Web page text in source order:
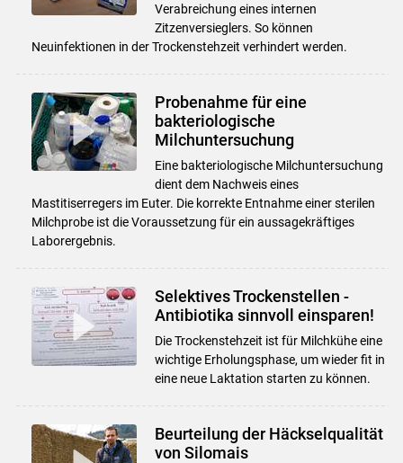
Verabreichung eines internen
Zitzenversieglers. So können
Neuinfektionen in der Trockenstehzeit verhindert werden.
Probenahme für eine
bakteriologische
Milchuntersuchung
Eine bakteriologische Milchuntersuchung
dient dem Nachweis eines
Mastitiserregers im Euter. Die korrekte Entnahme einer sterilen
Milchprobe ist die Voraussetzung für ein aussagekräftiges
Laborergebnis.
Selektives Trockenstellen -
Antibiotika sinnvoll einsparen!
Die Trockenstehzeit ist für Milchkühe eine
wichtige Erholungsphase, um wieder fit in
eine neue Laktation starten zu können.
Beurteilung der Häckselqualität
von Silomais